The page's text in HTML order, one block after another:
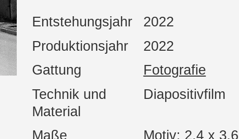
Entstehungsjahr
2022
Produktionsjahr
2022
Gattung
Fotografie
Technik und
Material
Diapositivfilm
Maße
Motiv: 2,4 x